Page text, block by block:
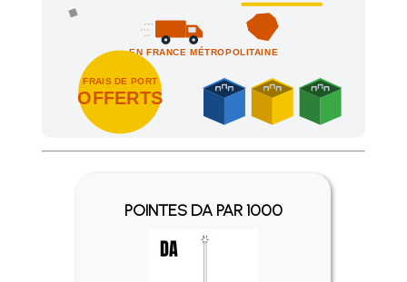
EN FRANCE MÉTROPOLITAINE
FRAIS DE PORT
OFFERTS
Achetez 4 sachets ou boîtes d'agrafes ou de pointes et
POINTES DA PAR 1000